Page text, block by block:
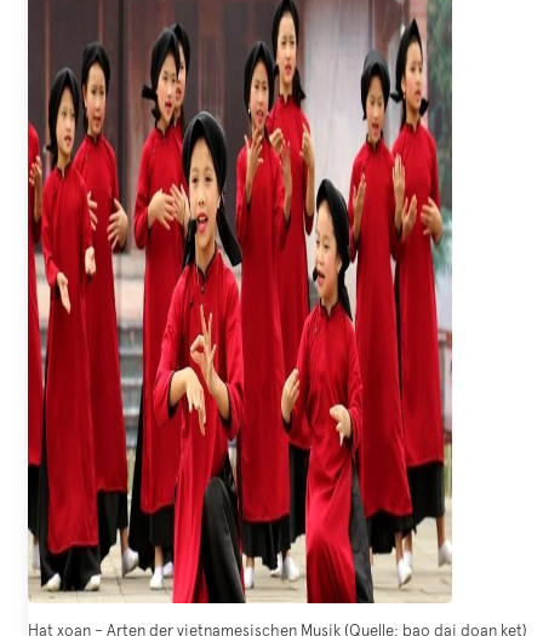
Hat xoan – Arten der vietnamesischen Musik (Quelle: bao dai doan ket)